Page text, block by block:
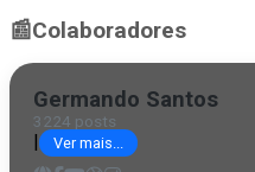
📰Colaboradores
Germando Santos
3224 posts
Ver mais...